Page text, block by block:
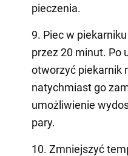
pieczenia.
9. Piec w
przez 20 minut. Po
otworzyć piekarnik
natychmiast go
umożliwienie
pary.
10. Zmniejszyć